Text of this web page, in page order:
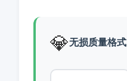
💎无损质量格式